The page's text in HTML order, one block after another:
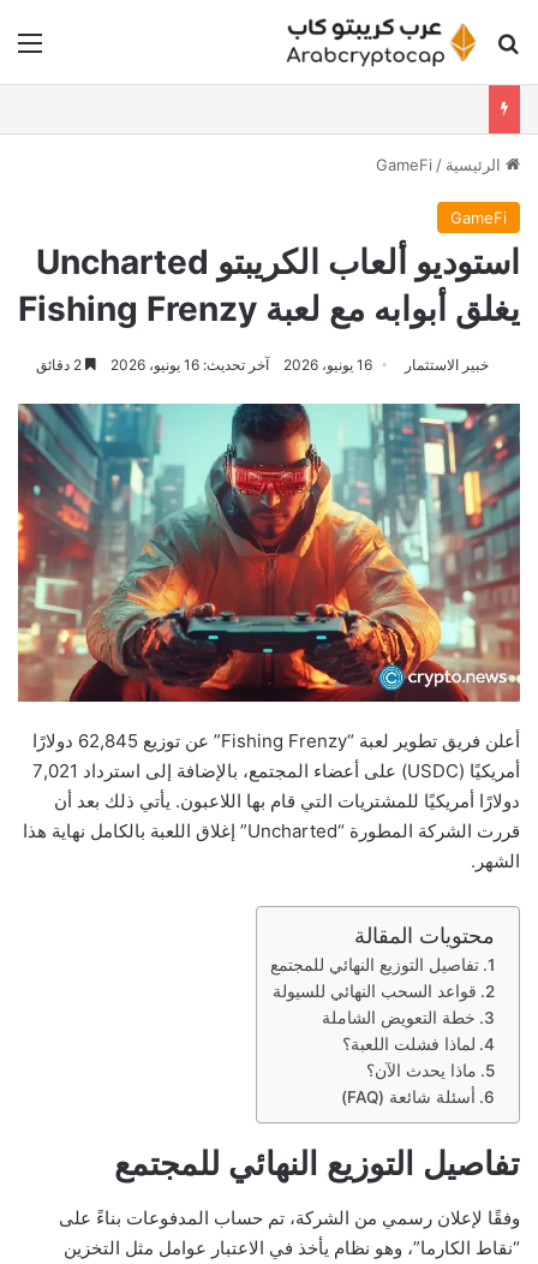
بحث عن
الرئيسية /
GameFi
GameFi
استوديو ألعاب الكريبتو Uncharted
يغلق أبوابه مع لعبة Fishing Frenzy
خبير الاستثمار 16 يونيو، 2026 آخر تحديث: 16 يونيو، 2026
أعلن فريق تطوير لعبة “Fishing Frenzy” عن توزيع 62,845 دولارًا
أمريكيًا (USDC) على أعضاء المجتمع، بالإضافة إلى استرداد 7,021
دولارًا أمريكيًا للمشتريات التي قام بها اللاعبون. يأتي ذلك بعد أن
قررت الشركة المطورة “Uncharted” إغلاق اللعبة بالكامل نهاية هذا
الشهر.
محتويات المقالة
تفاصيل التوزيع النهائي للمجتمع
قواعد السحب النهائي للسيولة
خطة التعويض الشاملة
لماذا فشلت اللعبة؟
ماذا يحدث الآن؟
أسئلة شائعة (FAQ)
تفاصيل التوزيع النهائي للمجتمع
وفقًا لإعلان رسمي من الشركة، تم حساب المدفوعات بناءً على
“نقاط الكارما”، وهو نظام يأخذ في الاعتبار عوامل مثل التخزين